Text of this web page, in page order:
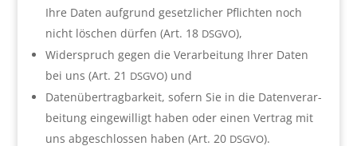
Ihre Daten auf­grund gesetz­li­cher Pflich­ten noch
nicht löschen dür­fen (Art. 18 DSGVO),
Wider­spruch gegen die Ver­ar­bei­tung Ihrer Daten
bei uns (Art. 21 DSGVO) und
Daten­über­trag­bar­keit, sofern Sie in die Daten­ver­ar­
bei­tung ein­ge­wil­ligt haben oder einen Ver­trag mit
uns abge­schlos­sen haben (Art. 20 DSGVO).